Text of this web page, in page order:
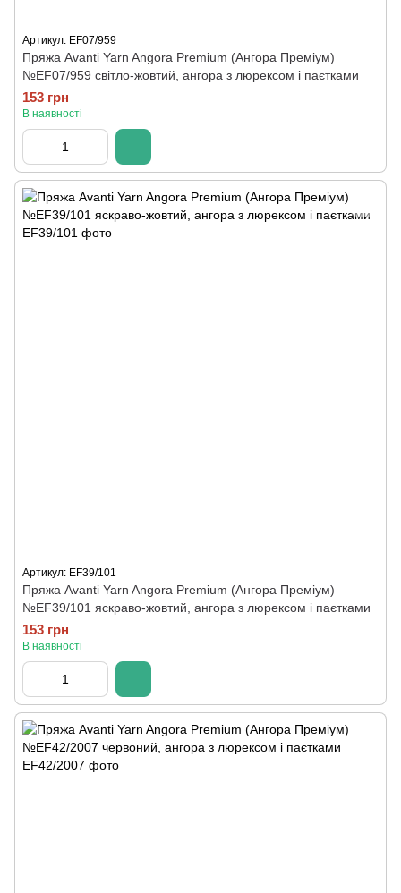
Артикул: EF07/959
Пряжа Avanti Yarn Angora Premium (Ангора Преміум)
№EF07/959 світло-жовтий, ангора з люрексом і паєтками
153 грн
В наявності
Артикул: EF39/101
Пряжа Avanti Yarn Angora Premium (Ангора Преміум)
№EF39/101 яскраво-жовтий, ангора з люрексом і паєтками
153 грн
В наявності